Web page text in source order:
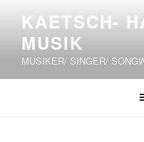
springen
KAETSCH-
MUSIK
MUSIKER/ SINGER/